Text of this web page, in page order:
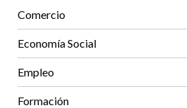
Comercio
Economía Social
Empleo
Formación